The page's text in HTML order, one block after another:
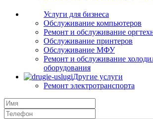
Услуги для бизнеса
Обслуживание компьютеров
Ремонт и обслуживание
Обслуживание принтеров
Обслуживание МФУ
Ремонт и обслуживание
оборудования
Другие услуги
Ремонт электротранспорта